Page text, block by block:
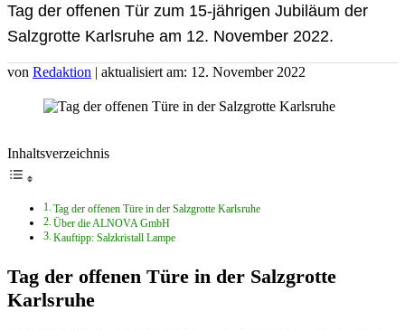
Tag der offenen Tür zum 15-jährigen Jubiläum der
Salzgrotte Karlsruhe am 12. November 2022.
von Redaktion | aktualisiert am: 12. November 2022
Inhaltsverzeichnis
Tag der offenen Türe in der Salzgrotte Karlsruhe
Über die ALNOVA GmbH
Kauftipp: Salzkristall Lampe
Tag der offenen Türe in der Salzgrotte
Karlsruhe